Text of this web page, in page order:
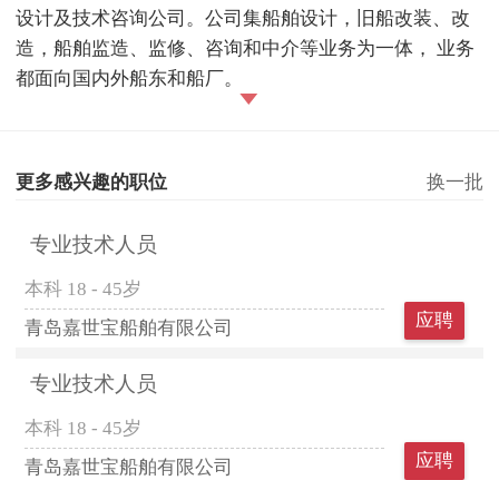
设计及技术咨询公司。公司集船舶设计，旧船改装、改
造，船舶监造、监修、咨询和中介等业务为一体， 业务
都面向国内外船东和船厂。
更多感兴趣的职位 换一批
专业技术人员
本科 18 - 45岁
青岛嘉世宝船舶有限公司
应聘
专业技术人员
本科 18 - 45岁
青岛嘉世宝船舶有限公司
应聘